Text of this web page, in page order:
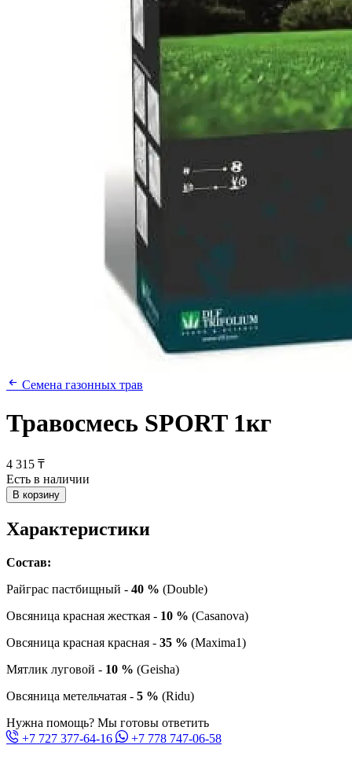
Семена газонных трав
Травосмесь SPORT 1кг
4 315 ₸
Есть в наличии
В корзину
Характеристики
Состав:
Райграс пастбищный - 40 % (Double)
Овсяница красная жесткая - 10 % (Casanova)
Овсяница красная красная - 35 % (Maxima1)
Мятлик луговой - 10 % (Geisha)
Овсяница метельчатая - 5 % (Ridu)
Нужна помощь? Мы готовы ответить
+7 727 377-64-16
+7 778 747-06-58